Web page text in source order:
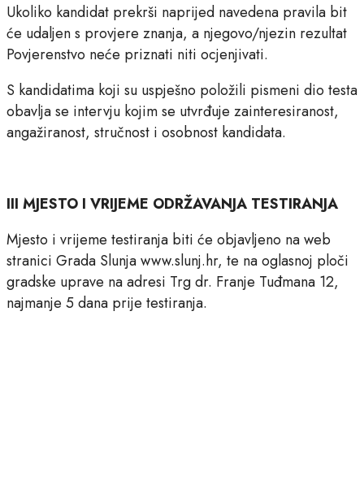
Ukoliko kandidat prekrši naprijed navedena pravila bit
će udaljen s provjere znanja, a njegovo/njezin rezultat
Povjerenstvo neće priznati niti ocjenjivati.
S kandidatima koji su uspješno položili pismeni dio testa
obavlja se intervju kojim se utvrđuje zainteresiranost,
angažiranost, stručnost i osobnost kandidata.
III MJESTO I VRIJEME ODRŽAVANJA TESTIRANJA
Mjesto i vrijeme testiranja biti će objavljeno na web
stranici Grada Slunja www.slunj.hr, te na oglasnoj ploči
gradske uprave na adresi Trg dr. Franje Tuđmana 12,
najmanje 5 dana prije testiranja.